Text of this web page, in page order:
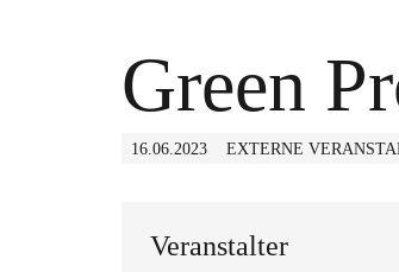
Green
16.06.2023 EXTERNE
Veranstalter